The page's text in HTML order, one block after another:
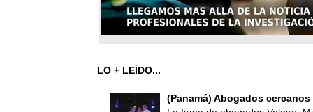
LO + LEÍDO...
(Panamá) Abogados